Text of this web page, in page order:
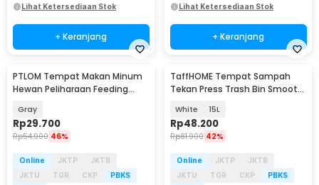
Lihat Ketersediaan Stok
+ Keranjang
Lihat Ketersediaan Stok
+ Keranjang
PTLOM Tempat Makan Minum
Hewan Peliharaan Feeding
Gray
Rp29.700
Rp54.900 46%
Online JKTP
JKTB
JKTU
TGR CKP
PBKS
TaffHOME Tempat Sampah
Tekan Press Trash Bin Smooth
White 15L
Rp48.200
Rp81.900 42%
Online JKTP
JKTB
JKTU
TGR CKP
PBKS